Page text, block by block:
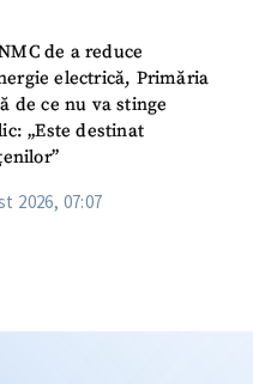
de a reduce
electrică, Primăria
de ce nu va stinge
„Este destinat
2026, 07:07